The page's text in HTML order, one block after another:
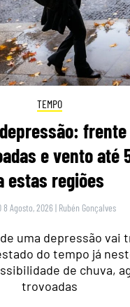
TEMPO
e vento até
estas regiões
8 Agosto, 2026 | Rubén Gonçalves
uma depressão vai
do tempo já
de chuva,
trovoadas